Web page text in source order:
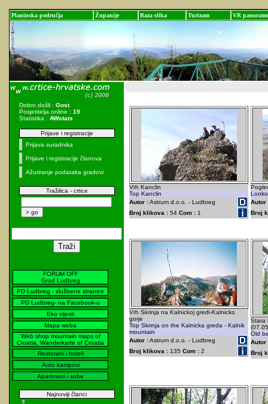
Planinska područja Županije Baza slika Turizam VR panorame
Dobro došli : Gost
Posjetitelja online : 19
Statistika : AWstats
Prijave i registracije
Prijava suradnika
Prijave i registracije članova
Ažuriranje podataka gradovi
Tražilica - crtice
FORUM OFF
Grad Ludbreg
PD Ludbreg - službene stranice
PD Ludbreg- na Facebook-u
Eko vijesti
Mapa weba
Web shop mountain maps of
Croatia, Wanderkarte of Croatia
Restorani i hoteli
Auto kampovi
Apartmani i sobe
Najnoviji članci
Vrh Kanclin
Top Kanclin
Autor :Astrum d.o.o. - Ludbreg
Broj klikova : 54 Com : 1
Autor
Broj
Vrh Skrinja na Kalnickoj gredi-Kalnicko
gorje
Top Skrinja on the Kalnicka greda - Kalnik
mountain
Autor :Astrum d.o.o. - Ludbreg
Broj klikova : 135 Com : 2
Stara
Old
Autor
Broj